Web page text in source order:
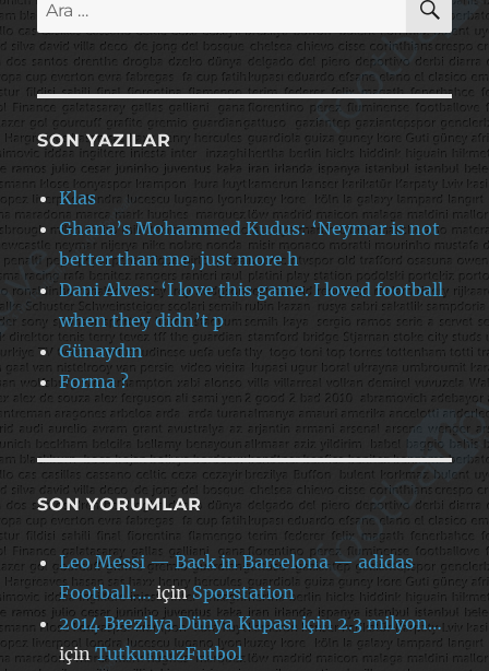
SON YAZILAR
Klas
Ghana’s Mohammed Kudus: ‘Neymar is not
better than me, just more h
Dani Alves: ‘I love this game. I loved football
when they didn’t p
Günaydın
Forma ?
SON YORUMLAR
Leo Messi — Back in Barcelona — adidas
Football:…içinSporstation
2014 Brezilya Dünya Kupası için 2.3 milyon…
içinTutkumuzFutbol